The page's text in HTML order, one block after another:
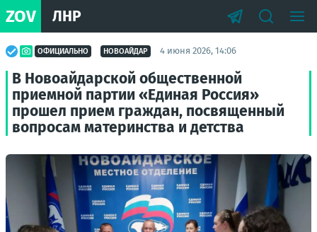
ZOV ЛНР
ОФИЦИАЛЬНО НОВОАЙДАР 4 июня 2026, 14:06
В Новоайдарской общественной
приемной партии «Единая Россия»
прошел прием граждан, посвященный
вопросам материнства и детства